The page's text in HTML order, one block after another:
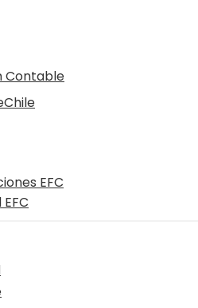
Contable
EFC